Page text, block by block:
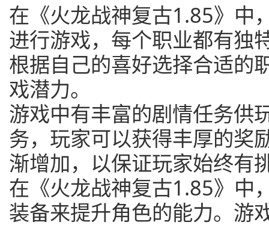
在《火龙战神复古1.85》中
进行游戏，每个职业都有独
根据自己的喜好选择合适的
戏潜力。
游戏中有丰富的剧情任务供
务，玩家可以获得丰厚的奖
渐增加，以保证玩家始终有
在《火龙战神复古1.85》中
装备来提升角色的能力。游